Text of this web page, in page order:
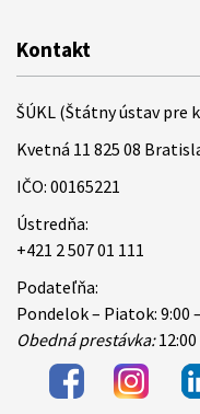
Kontakt
ŠÚKL (Štátny ústav pre
Kvetná 11 825 08
IČO: 00165221
Ústredňa:
+421 2 507 01 111
Podateľňa:
Pondelok – Piatok: 9:00
Obedná prestávka:12:00